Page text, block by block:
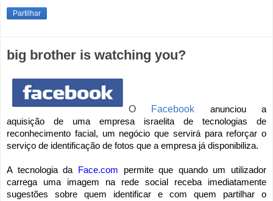
Partilhar
big brother is watching you?
O Facebook
anunciou a
aquisição de uma empresa israelita de tecnologias de
reconhecimento facial, um negócio que servirá para reforçar o
serviço de identificação de fotos que a empresa já disponibiliza.
A tecnologia da Face.com
permite que quando um utilizador
carrega uma imagem na rede social receba imediatamente
sugestões sobre quem identificar e com quem partilhar o